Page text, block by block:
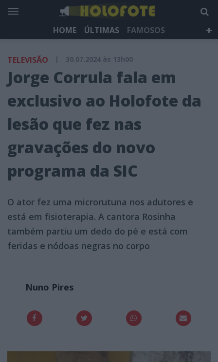
HOME ÚLTIMAS
FAMOSOS
HOLOFOTE TV
NEWSLETTER
TELEVISÃO | 30.07.2024 às 13h00
Jorge Corrula fala em
exclusivo ao Holofote da
lesão que fez nas
gravações do novo
programa da SIC
O ator fez uma microrutuna nos adutores e
está em fisioterapia. A cantora Rosinha
também partiu um dedo do pé e está com
feridas e nódoas negras no corpo
Nuno Pires